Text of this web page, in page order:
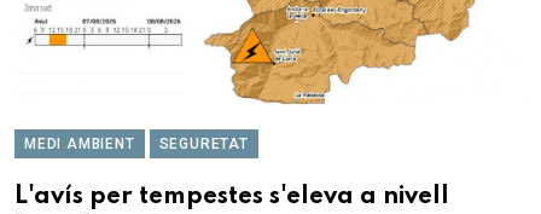
MEDI AMBIENT SEGURETAT
L'avís per tempestes s'eleva a nivell